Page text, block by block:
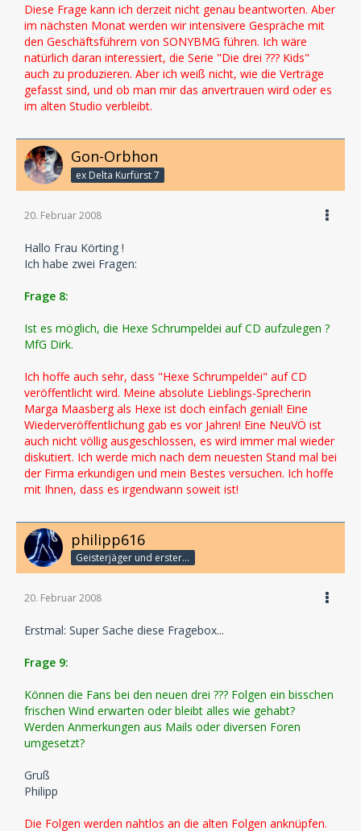
Diese Frage kann ich derzeit nicht genau beantworten. Aber
im nächsten Monat werden wir intensivere Gespräche mit
den Geschäftsführern von SONYBMG führen. Ich wäre
natürlich daran interessiert, die Serie "Die drei ??? Kids"
auch zu produzieren. Aber ich weiß nicht, wie die Verträge
gefasst sind, und ob man mir das anvertrauen wird oder es
im alten Studio verbleibt.
Gon-Orbhon
ex Delta Kurfürst 7
20. Februar 2008
Hallo Frau Körting !
Ich habe zwei Fragen:
Frage 8:
Ist es möglich, die Hexe Schrumpeldei auf CD aufzulegen ?
MfG Dirk.
Ich hoffe auch sehr, dass "Hexe Schrumpeldei" auf CD
veröffentlicht wird. Meine absolute Lieblings-Sprecherin
Marga Maasberg als Hexe ist doch einfach genial! Eine
Wiederveröffentlichung gab es vor Jahren! Eine NeuVÖ ist
auch nicht völlig ausgeschlossen, es wird immer mal wieder
diskutiert. Ich werde mich nach dem neuesten Stand mal bei
der Firma erkundigen und mein Bestes versuchen. Ich hoffe
mit Ihnen, dass es irgendwann soweit ist!
philipp616
Geisterjäger und erster Detektiv
20. Februar 2008
Erstmal: Super Sache diese Fragebox...
Frage 9:
Können die Fans bei den neuen drei ??? Folgen ein bisschen
frischen Wind erwarten oder bleibt alles wie gehabt?
Werden Anmerkungen aus Mails oder diversen Foren
umgesetzt?
Gruß
Philipp
Die Folgen werden nahtlos an die alten Folgen anknüpfen.